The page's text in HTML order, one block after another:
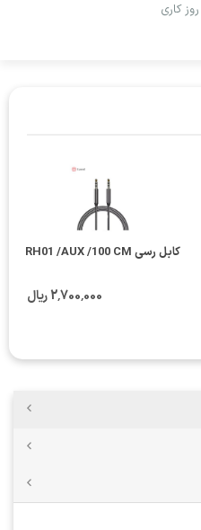
کابل رسی RH01 /AUX /100 CM
2٬700٬000 ریال